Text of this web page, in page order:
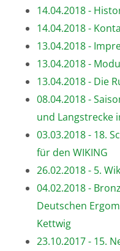
14.04.2018 -
14.04.2018 -
13.04.2018 -
13.04.2018 -
13.04.2018 - Die
08.04.2018 -
und Langstrecke
03.03.2018 - 18.
für den WIKING
26.02.2018 - 5.
04.02.2018 -
Deutschen
Kettwig
23.10.2017 - 15.